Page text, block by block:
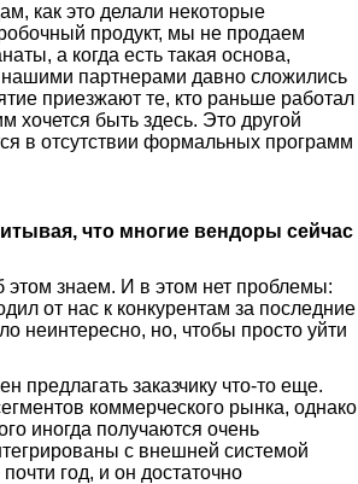
как это делали некоторые
продукт, мы не продаем
а когда есть такая основа,
партнерами давно сложились
приезжают те, кто раньше работал
хочется быть здесь. Это другой
в отсутствии формальных программ
что многие вендоры сейчас
знаем. И в этом нет проблемы:
от нас к конкурентам за последние
неинтересно, но, чтобы просто уйти
предлагать заказчику что-то еще.
коммерческого рынка, однако
иногда получаются очень
с внешней системой
год, и он достаточно